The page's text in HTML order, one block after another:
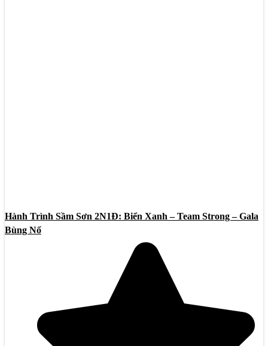
Hành Trình Sầm Sơn 2N1Đ: Biển Xanh – Team Strong – Gala
Bùng Nổ